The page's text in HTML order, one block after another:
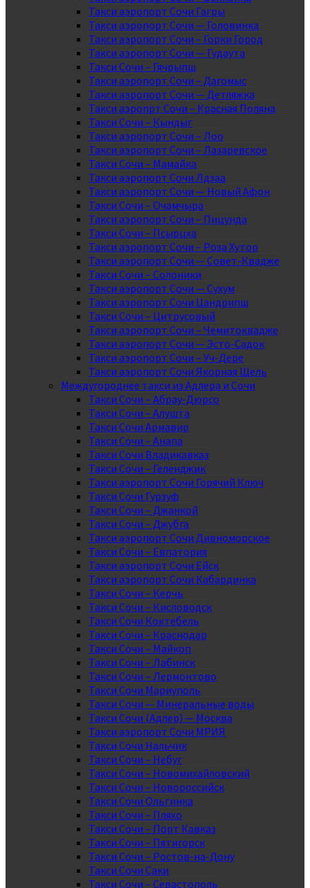
Такси аэропорт Сочи Гагры
Такси аэропорт Сочи — Головинка
Такси аэропорт Сочи – Горки Город
Такси аэропорт Сочи — Гудаута
Такси Сочи – Гячрыпш
Такси аэропорт Сочи – Дагомыс
Такси аэропорт Сочи — Детляжка
Такси аэропрт Сочи – Красная Поляна
Такси Сочи – Кындыг
Такси аэропорт Сочи – Лоо
Такси аэропорт Сочи – Лазаревское
Такси Сочи – Мамайка
Такси аэропорт Сочи Лдзаа
Такси аэропорт Сочи — Новый Афон
Такси Сочи – Очамчыра
Такси аэропорт Сочи – Пицунда
Такси Сочи – Псырцха
Такси аэропорт Сочи – Роза Хутор
Такси аэропорт Сочи — Совет-Квадже
Такси Сочи – Солоники
Такси аэропорт Сочи — Сухум
Такси аэропорт Сочи Цандрипш
Такси Сочи – Цитрусовый
Такси аэропорт Сочи – Чемитоквадже
Такси аэропорт Сочи — Эсто-Садок
Такси аэропорт Сочи – Уч-Дере
Такси аэропорт Сочи Якорная Щель
Междугороднее такси из Адлера и Сочи
Такси Сочи – Абрау-Дюрсо
Такси Сочи – Алушта
Такси Сочи Армавир
Такси Сочи – Анапа
Такси Сочи Владикавказ
Такси Сочи – Геленджик
Такси аэропорт Сочи Горячий Ключ
Такси Сочи Гурзуф
Такси Сочи – Джанкой
Такси Сочи – Джубга
Такси аэропорт Сочи Дивноморское
Такси Сочи – Евпатория
Такси аэропорт Сочи Ейск
Такси аэропорт Сочи Кабардинка
Такси Сочи – Керчь
Такси Сочи – Кисловодск
Такси Сочи Коктебель
Такси Сочи – Краснодар
Такси Сочи – Майкоп
Такси Сочи – Лабинск
Такси Сочи – Лермонтово
Такси Сочи Мариуполь
Такси Сочи — Минеральные воды
Такси Сочи (Адлер) — Москва
Такси аэропорт Сочи МРИЯ
Такси Сочи Нальчик
Такси Сочи – Небуг
Такси Сочи – Новомихайловский
Такси Сочи – Новороссийск
Такси Сочи Ольгинка
Такси Сочи – Пляхо
Такси Сочи – Порт Кавказ
Такси Сочи – Пятигорск
Такси Сочи – Ростов-на-Дону
Такси Сочи Саки
Такси Сочи – Севастополь